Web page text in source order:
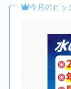
今月のピッ